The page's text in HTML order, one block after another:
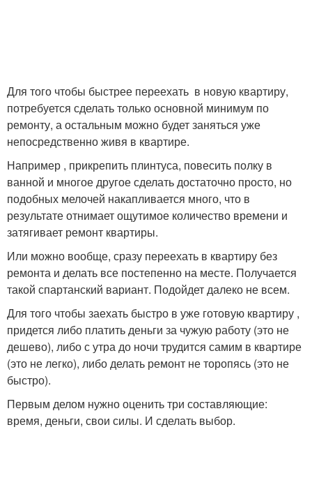
Для того чтобы быстрее переехать в новую квартиру,
потребуется сделать только основной минимум по
ремонту, а остальным можно будет заняться уже
непосредственно живя в квартире.
Например , прикрепить плинтуса, повесить полку в
ванной и многое другое сделать достаточно просто, но
подобных мелочей накапливается много, что в
результате отнимает ощутимое количество времени и
затягивает ремонт квартиры.
Или можно вообще, сразу переехать в квартиру без
ремонта и делать все постепенно на месте. Получается
такой спартанский вариант. Подойдет далеко не всем.
Для того чтобы заехать быстро в уже готовую квартиру ,
придется либо платить деньги за чужую работу (это не
дешево), либо с утра до ночи трудится самим в квартире
(это не легко), либо делать ремонт не торопясь (это не
быстро).
Первым делом нужно оценить три составляющие:
время, деньги, свои силы. И сделать выбор.